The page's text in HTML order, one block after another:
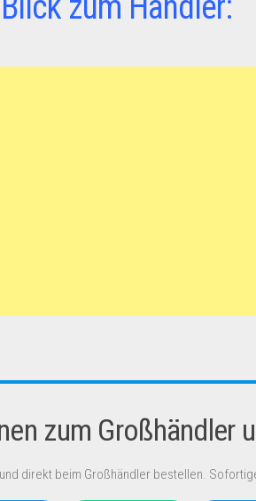
zum Großhändler
direkt beim Großhändler bestellen.